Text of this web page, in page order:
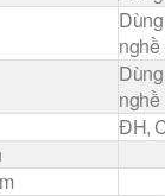
nghề
nghề
ĐH,